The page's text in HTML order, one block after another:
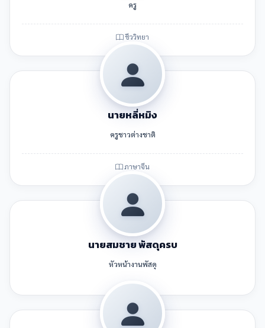
ครู
ชีววิทยา
นายหลี่หมิง
ครูชาวต่างชาติ
ภาษาจีน
นายสมชาย พัสดุครบ
หัวหน้างานพัสดุ